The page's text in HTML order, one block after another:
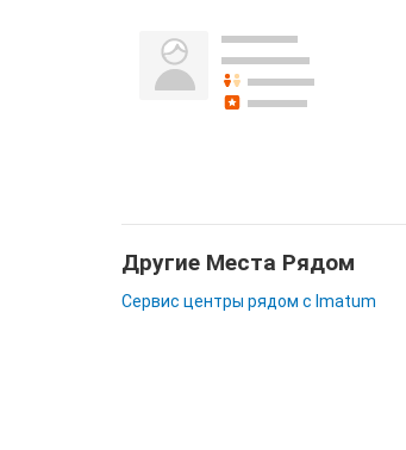
Другие Места Рядом
Сервис центры рядом с Imatum